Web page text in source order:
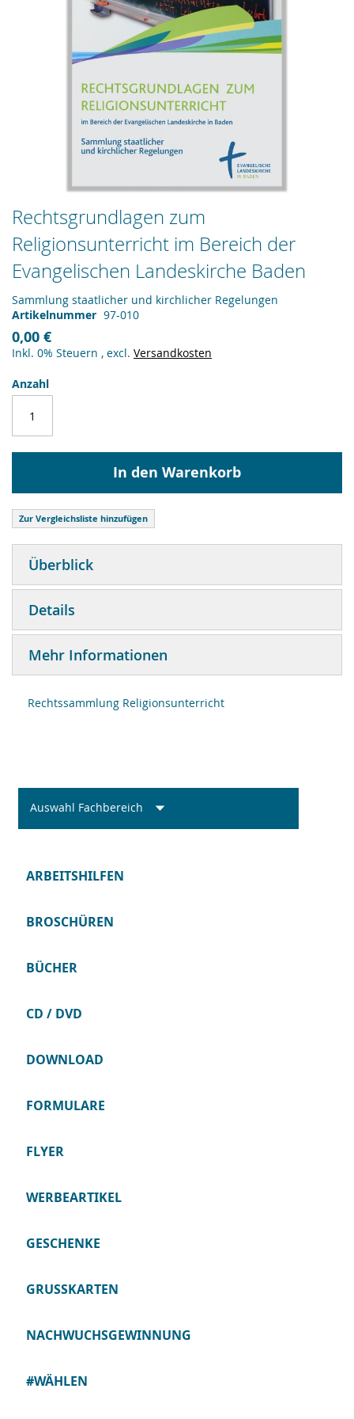
Rechtsgrundlagen zum
Religionsunterricht im Bereich der
Evangelischen Landeskirche Baden
Sammlung staatlicher und kirchlicher Regelungen
Artikelnummer 97-010
0,00 €
Inkl. 0% Steuern , excl. Versandkosten
Anzahl
In den Warenkorb
Zur Vergleichsliste hinzufügen
Zum
Anfang
der
Bildergalerie
springen
Überblick
Details
Mehr Informationen
Rechtssammlung Religionsunterricht
Auswahl Fachbereich
ARBEITSHILFEN
BROSCHÜREN
BÜCHER
CD / DVD
DOWNLOAD
FORMULARE
FLYER
WERBEARTIKEL
GESCHENKE
GRUSSKARTEN
NACHWUCHSGEWINNUNG
#WÄHLEN